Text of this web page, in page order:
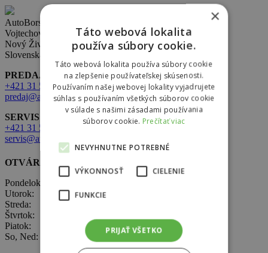
AutoBors s.r.o.
Vojtechovce 321,
Nový Život 930 38
Slovenská republika
PREDAJ:
+421 31 569 2 502
predaj@autobors.sk
SERVIS:
+421 31 569 1 080
servis@autobors.sk
OTVÁRACIE HODINY
Pondelok: 8:00 – 17:00
Utorok: 8:00 – 17:00
Streda: 8:00 – 17:00
Štvrtok: 8:00 – 17:00
Piatok: 8:00 – 17:00
So, Ned: nepracujeme
×
Táto webová lokalita
používa súbory cookie.
Táto webová lokalita používa súbory cookie
na zlepšenie používateľskej skúsenosti.
Používaním našej webovej lokality vyjadrujete
súhlas s používaním všetkých súborov cookie
v súlade s našimi zásadami používania
súborov cookie. Prečítať viac
NEVYHNUTNE POTREBNÉ
VÝKONNOSŤ CIELENIE
FUNKCIE
PRIJAŤ VŠETKO